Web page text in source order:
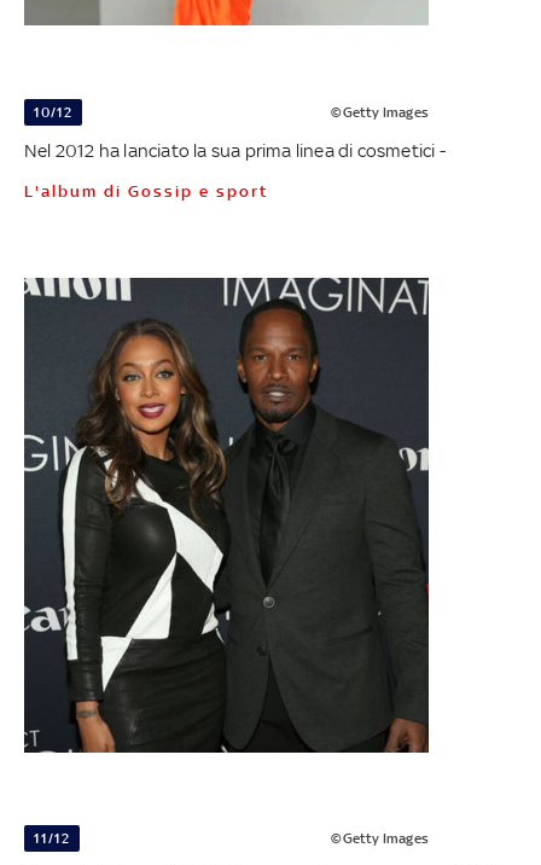
10/12 ©Getty Images
Nel 2012 ha lanciato la sua prima linea di cosmetici -
L'album di Gossip e sport
11/12 ©Getty Images